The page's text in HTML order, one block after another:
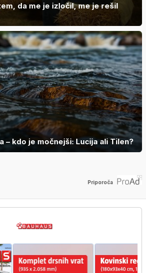
da me je izločil, me je rešil
– kdo je močnejši: Lucija ali Tilen?
Priporoča